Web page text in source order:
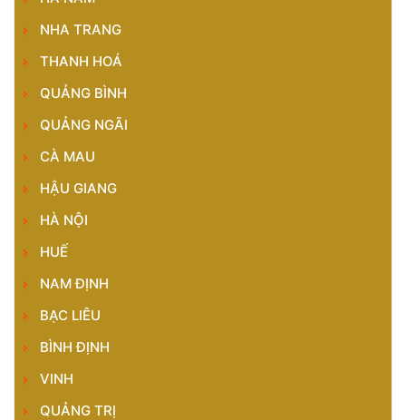
NHA TRANG
THANH HOÁ
QUẢNG BÌNH
QUẢNG NGÃI
CÀ MAU
HẬU GIANG
HÀ NỘI
HUẾ
NAM ĐỊNH
BẠC LIÊU
BÌNH ĐỊNH
VINH
QUẢNG TRỊ